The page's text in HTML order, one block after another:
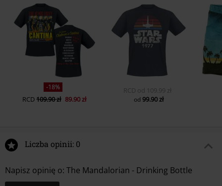
-18%
RCD109.90 zł 89.90 zł
RCD od 109.99 zł
od 99.90 zł
Liczba opinii: 0
Napisz opinię o: The Mandalorian - Drinking Bottle